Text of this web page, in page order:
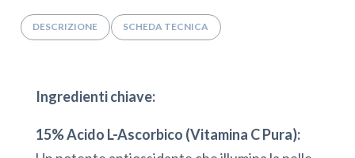
DESCRIZIONE SCHEDA TECNICA
Ingredienti chiave:
15% Acido L-Ascorbico (Vitamina C Pura):